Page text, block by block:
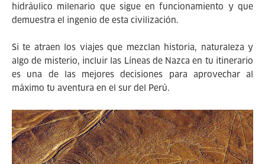
hidráulico milenario que sigue en funcionamiento y que
demuestra el ingenio de esta civilización.
Si te atraen los viajes que mezclan historia, naturaleza y
algo de misterio, incluir las Líneas de Nazca en tu itinerario
es una de las mejores decisiones para aprovechar al
máximo tu aventura en el sur del Perú.